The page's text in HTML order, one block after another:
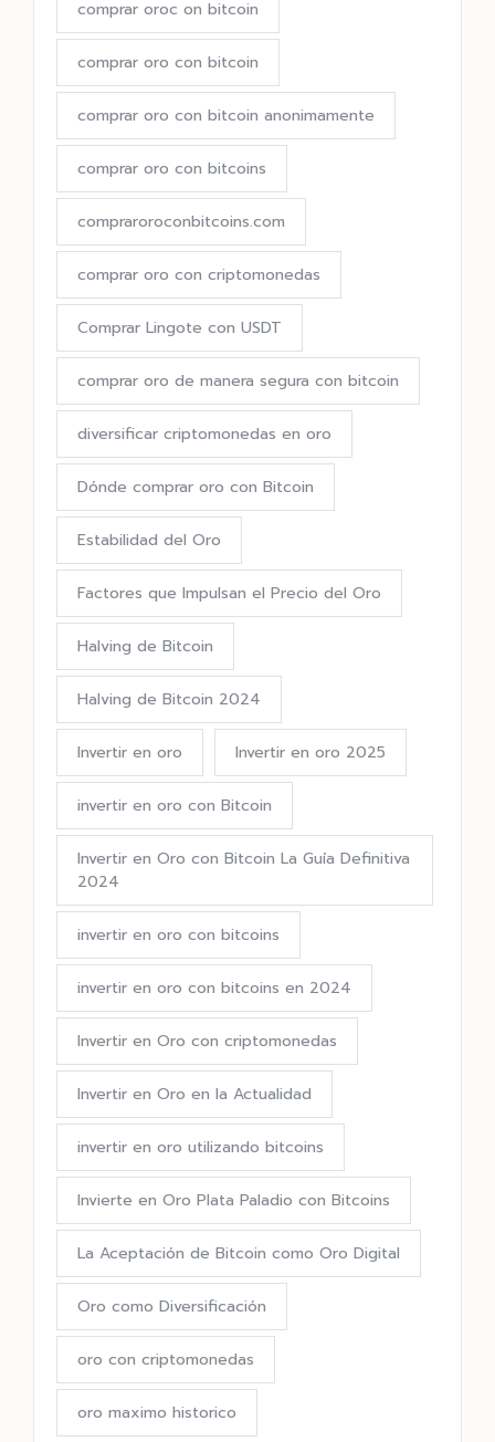
comprar oroc on bitcoin
comprar oro con bitcoin
comprar oro con bitcoin anonimamente
comprar oro con bitcoins
compraroroconbitcoins.com
comprar oro con criptomonedas
Comprar Lingote con USDT
comprar oro de manera segura con bitcoin
diversificar criptomonedas en oro
Dónde comprar oro con Bitcoin
Estabilidad del Oro
Factores que Impulsan el Precio del Oro
Halving de Bitcoin
Halving de Bitcoin 2024
Invertir en oro Invertir en oro 2025
invertir en oro con Bitcoin
Invertir en Oro con Bitcoin La Guía Definitiva
2024
invertir en oro con bitcoins
invertir en oro con bitcoins en 2024
Invertir en Oro con criptomonedas
Invertir en Oro en la Actualidad
invertir en oro utilizando bitcoins
Invierte en Oro Plata Paladio con Bitcoins
La Aceptación de Bitcoin como Oro Digital
Oro como Diversificación
oro con criptomonedas
oro maximo historico